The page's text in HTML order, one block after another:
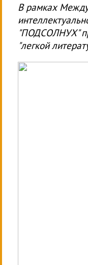
В рамках
"ПОДСОЛНУХ"
"легкой